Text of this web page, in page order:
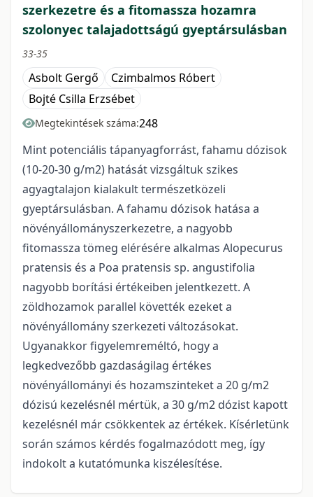
szerkezetre és a fitomassza hozamra
szolonyec talajadottságú gyeptársulásban
33-35
Asbolt Gergő
Czimbalmos Róbert
Bojté Csilla Erzsébet
Megtekintések száma:248
Mint potenciális tápanyagforrást, fahamu dózisok
(10-20-30 g/m2) hatását vizsgáltuk szikes
agyagtalajon kialakult természetközeli
gyeptársulásban. A fahamu dózisok hatása a
növényállományszerkezetre, a nagyobb
fitomassza tömeg elérésére alkalmas Alopecurus
pratensis és a Poa pratensis sp. angustifolia
nagyobb borítási értékeiben jelentkezett. A
zöldhozamok parallel követték ezeket a
növényállomány szerkezeti változásokat.
Ugyanakkor figyelemreméltó, hogy a
legkedvezőbb gazdaságilag értékes
növényállományi és hozamszinteket a 20 g/m2
dózisú kezelésnél mértük, a 30 g/m2 dózist kapott
kezelésnél már csökkentek az értékek. Kísérletünk
során számos kérdés fogalmazódott meg, így
indokolt a kutatómunka kiszélesítése.